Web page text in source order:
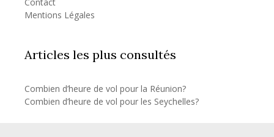
Mentions Légales
Articles les plus consultés
Combien d’heure de vol pour la Réunion?
Combien d’heure de vol pour les Seychelles?